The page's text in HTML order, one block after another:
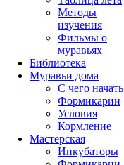
Методы
изучения
Фильмы о
муравьях
Библиотека
Муравьи дома
С чего начать
Формикарии
Условия
Кормление
Мастерская
Инкубаторы